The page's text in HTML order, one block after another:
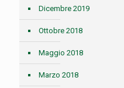
Dicembre 2019
Ottobre 2018
Maggio 2018
Marzo 2018